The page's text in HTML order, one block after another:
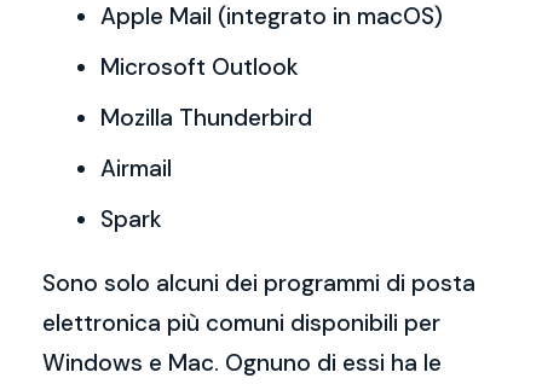
Apple Mail (integrato in macOS)
Microsoft Outlook
Mozilla Thunderbird
Airmail
Spark
Sono solo alcuni dei programmi di posta
elettronica più comuni disponibili per
Windows e Mac. Ognuno di essi ha le